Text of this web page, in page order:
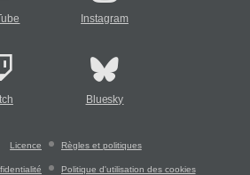
Instagram
Bluesky
Licence Règles et politiques
Politique d'utilisation des cookies